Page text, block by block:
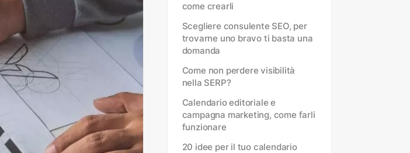
come crearli
Scegliere consulente SEO, per
trovarne uno bravo ti basta una
domanda
Come non perdere visibilità
nella SERP?
Calendario editoriale e
campagna marketing, come farli
funzionare
20 idee per il tuo calendario